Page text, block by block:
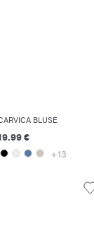
BLUSE
€
+13